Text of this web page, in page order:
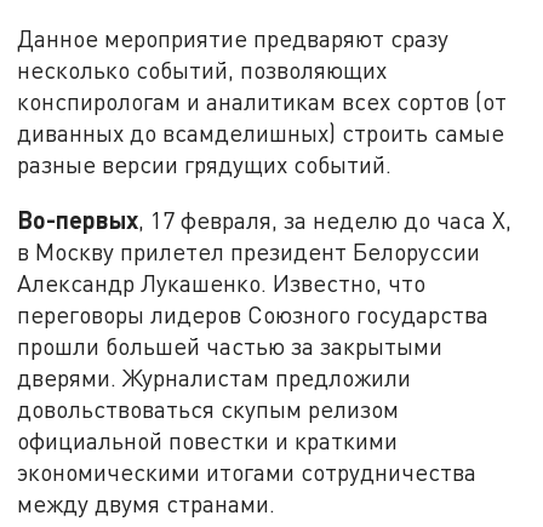
Данное мероприятие предваряют сразу
несколько событий, позволяющих
конспирологам и аналитикам всех сортов (от
диванных до всамделишных) строить самые
разные версии грядущих событий.
Во-первых, 17 февраля, за неделю до часа X,
в Москву прилетел президент Белоруссии
Александр Лукашенко. Известно, что
переговоры лидеров Союзного государства
прошли большей частью за закрытыми
дверями. Журналистам предложили
довольствоваться скупым релизом
официальной повестки и краткими
экономическими итогами сотрудничества
между двумя странами.